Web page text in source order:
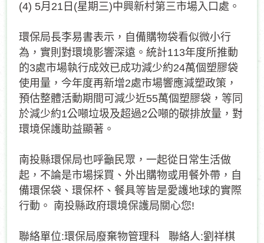
(4) 5月21日(星期三)中興新村第三市場入口處。
環保局長李易書表示，自備購物袋看似微小行
為，實則對環境影響深遠。統計113年度所推動
的3處市場執行成效已成功減少約24萬個塑膠袋
使用量，今年度再新增2處市場響應減塑政策，
預估整體活動期間可減少近55萬個塑膠袋，等同
於減少約1公噸垃圾及超過2公噸的碳排放量，對
環境保護助益顯著。
南投縣環保局也呼籲民眾，一起從日常生活做
起，不論是市場採買、外出購物或用餐外帶，自
備環保袋、環保杯、餐具等皆是愛護地球的實際
行動。 南投縣政府環境保護局關心您!
聯絡單位:環保局廢棄物管理科 聯絡人:劉祥棋